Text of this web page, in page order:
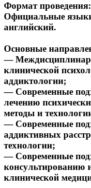
Формат проведения:
Официальные
английский.
Основные
—
клинической
аддиктологии;
— Современные
лечению
методы и
— Современные
аддиктивных
технологии;
— Современные
консультированию
клинической